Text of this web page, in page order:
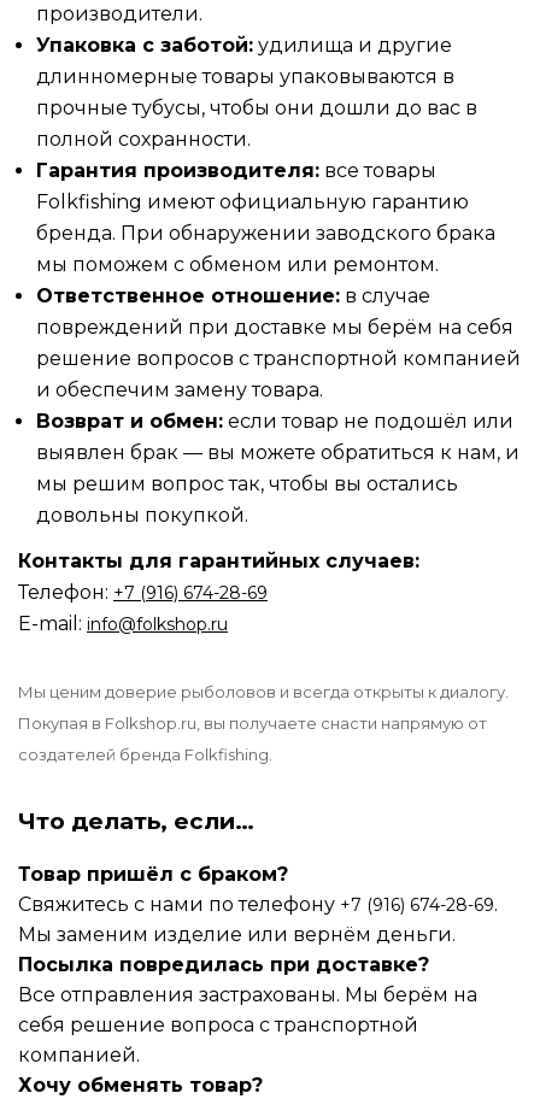
производители.
Упаковка с заботой: удилища и другие
длинномерные товары упаковываются в
прочные тубусы, чтобы они дошли до вас в
полной сохранности.
Гарантия производителя: все товары
Folkfishing имеют официальную гарантию
бренда. При обнаружении заводского брака
мы поможем с обменом или ремонтом.
Ответственное отношение: в случае
повреждений при доставке мы берём на себя
решение вопросов с транспортной компанией
и обеспечим замену товара.
Возврат и обмен: если товар не подошёл или
выявлен брак — вы можете обратиться к нам, и
мы решим вопрос так, чтобы вы остались
довольны покупкой.
Контакты для гарантийных случаев:
Телефон: ‪‪+7 (916) 674-28-69
E-mail: info@folkshop.ru
Мы ценим доверие рыболовов и всегда открыты к диалогу.
Покупая в Folkshop.ru, вы получаете снасти напрямую от
создателей бренда Folkfishing.
Что делать, если…
Товар пришёл с браком?
Свяжитесь с нами по телефону +7 (916) 674-28-69.
Мы заменим изделие или вернём деньги.
Посылка повредилась при доставке?
Все отправления застрахованы. Мы берём на
себя решение вопроса с транспортной
компанией.
Хочу обменять товар?